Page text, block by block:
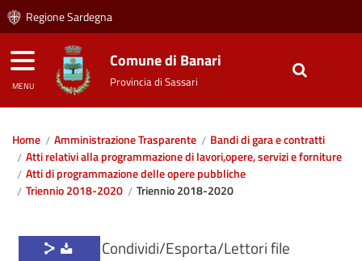
Regione Sardegna
MENU
Comune di Banari
Provincia di Sassari
Home Amministrazione Trasparente
Bandi di gara e contratti
Atti relativi alla programmazione di lavori,opere, servizi e forniture
Atti di programmazione delle opere pubbliche
Triennio 2018-2020
Triennio 2018-2020
Condividi/Esporta/Lettori file